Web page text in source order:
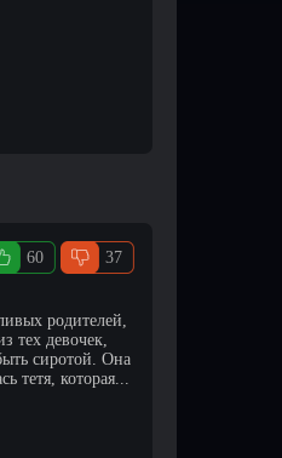
60 37
родителей,
тех девочек,
сиротой. Она
тетя, которая...